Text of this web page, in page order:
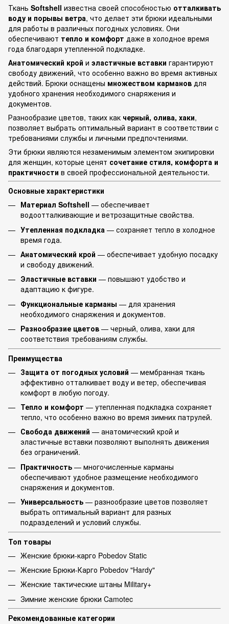
Ткань Softshell известна своей способностью отталкивать
воду и порывы ветра, что делает эти брюки идеальными
для работы в различных погодных условиях. Они
обеспечивают тепло и комфорт даже в холодное время
года благодаря утепленной подкладке.
Анатомический крой и эластичные вставки гарантируют
свободу движений, что особенно важно во время активных
действий. Брюки оснащены множеством карманов для
удобного хранения необходимого снаряжения и
документов.
Разнообразие цветов, таких как черный, олива, хаки,
позволяет выбрать оптимальный вариант в соответствии с
требованиями службы и личными предпочтениями.
Эти брюки являются незаменимым элементом экипировки
для женщин, которые ценят сочетание стиля, комфорта и
практичности в своей профессиональной деятельности.
Основные характеристики
Материал Softshell — обеспечивает
водоотталкивающие и ветрозащитные свойства.
Утепленная подкладка — сохраняет тепло в холодное
время года.
Анатомический крой — обеспечивает удобную посадку
и свободу движений.
Эластичные вставки — повышают удобство и
адаптацию к фигуре.
Функциональные карманы — для хранения
необходимого снаряжения и документов.
Разнообразие цветов — черный, олива, хаки для
соответствия требованиям службы.
Преимущества
Защита от погодных условий — мембранная ткань
эффективно отталкивает воду и ветер, обеспечивая
комфорт в любую погоду.
Тепло и комфорт — утепленная подкладка сохраняет
тепло, что особенно важно во время зимних патрулей.
Свобода движений — анатомический крой и
эластичные вставки позволяют выполнять движения
без ограничений.
Практичность — многочисленные карманы
обеспечивают удобное размещение необходимого
снаряжения и документов.
Универсальность — разнообразие цветов позволяет
выбрать оптимальный вариант для разных
подразделений и условий службы.
Топ товары
Женские брюки-карго Pobedov Static
Женские Брюки-Карго Pobedov "Hardy"
Женские тактические штаны Military+
Зимние женские брюки Camotec
Рекомендованные категории